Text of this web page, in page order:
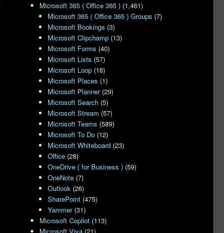
Microsoft 365 ( Office 365 ) (1,461)
Microsoft 365 ( Office 365 ) Groups (7)
Microsoft Bookings (3)
Microsoft Clipchamp (13)
Microsoft Forms (40)
Microsoft Lists (57)
Microsoft Loop (18)
Microsoft Places (1)
Microsoft Planner(29)
Microsoft Search (5)
Microsoft Stream (57)
Microsoft Teams (589)
Microsoft To Do (12)
Microsoft Whiteboard (23)
Office (28)
OneDrive ( for Business ) (59)
OneNote (7)
Outlook (26)
SharePoint (475)
Yammer(31)
Microsoft Copilot (113)